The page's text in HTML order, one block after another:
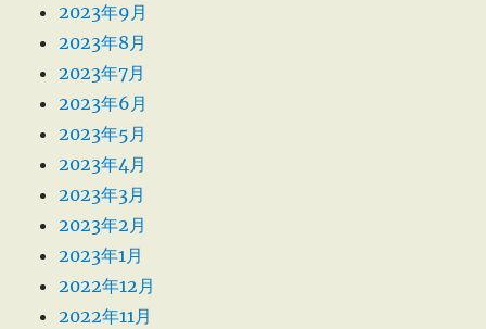
2023年9月
2023年8月
2023年7月
2023年6月
2023年5月
2023年4月
2023年3月
2023年2月
2023年1月
2022年12月
2022年11月